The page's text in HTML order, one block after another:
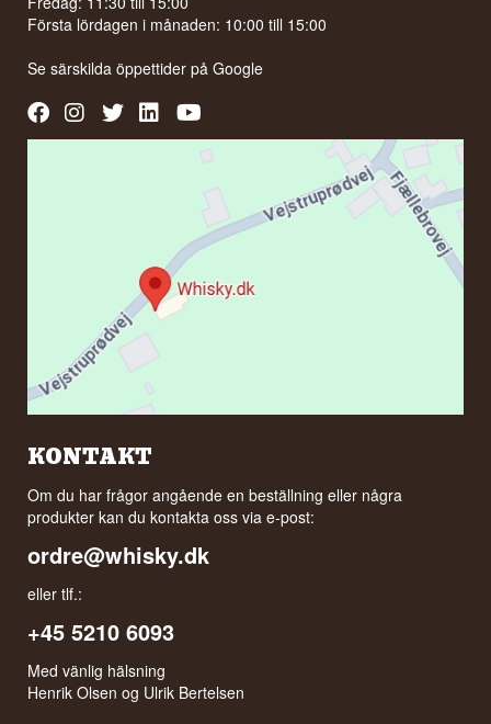
Första lördagen i månaden: 10:00 till 15:00
Se särskilda öppettider påGoogle
KONTAKT
Om du har frågor angående en beställning eller några
produkter kan du kontakta oss via e-post:
ordre@whisky.dk
eller tlf.:
+45 5210 6093
Med vänlig hälsning
Henrik Olsen og Ulrik Bertelsen